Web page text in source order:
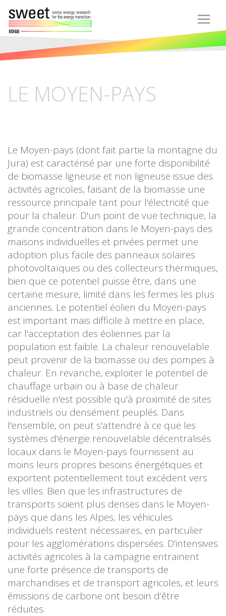
LE MOYEN-PAYS
Le Moyen-pays (dont fait partie la montagne du
Jura) est caractérisé par une forte disponibilité
de biomasse ligneuse et non ligneuse issue des
activités agricoles, faisant de la biomasse une
ressource principale tant pour l'électricité que
pour la chaleur. D'un point de vue technique, la
grande concentration dans le Moyen-pays des
maisons individuelles et privées permet une
adoption plus facile des panneaux solaires
photovoltaïques ou des collecteurs thermiques,
bien que ce potentiel puisse être, dans une
certaine mesure, limité dans les fermes les plus
anciennes. Le potentiel éolien du Moyen-pays
est important mais difficile à mettre en place,
car l'acceptation des éoliennes par la
population est faible. La chaleur renouvelable
peut provenir de la biomasse ou des pompes à
chaleur. En revanche, exploiter le potentiel de
chauffage urbain ou à base de chaleur
résiduelle n'est possible qu'à proximité de sites
industriels ou densément peuplés. Dans
l'ensemble, on peut s'attendre à ce que les
systèmes d'énergie renouvelable décentralisés
locaux dans le Moyen-pays fournissent au
moins leurs propres besoins énergétiques et
exportent potentiellement tout excédent vers
les villes. Bien que les infrastructures de
transports soient plus denses dans le Moyen-
pays que dans les Alpes, les véhicules
individuels restent nécessaires, en particulier
pour les agglomérations dispersées. D’intensives
activités agricoles à la campagne entrainent
une forte présence de transports de
marchandises et de transport agricoles, et leurs
émissions de carbone ont besoin d’être
réduites.